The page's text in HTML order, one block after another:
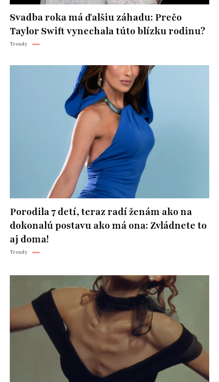
Svadba roka má ďalšiu záhadu: Prečo
Taylor Swift vynechala túto blízku rodinu?
Trendy
Porodila 7 detí, teraz radí ženám ako na
dokonalú postavu ako má ona: Zvládnete to
aj doma!
Trendy